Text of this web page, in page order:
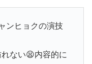
ンヒョクの演技
い😫内容的に